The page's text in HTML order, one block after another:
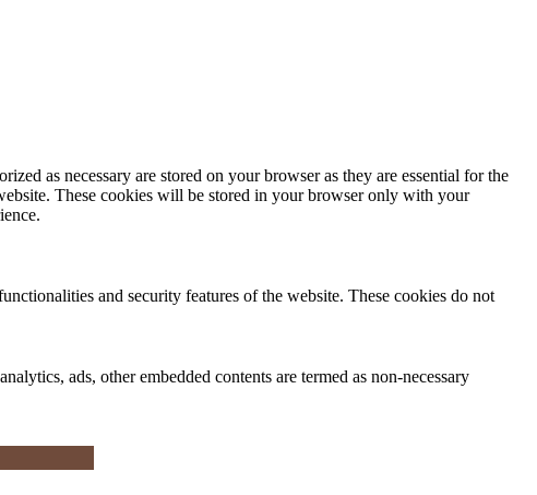
as necessary are stored on your browser as they are essential for the
These cookies will be stored in your browser only with your
and security features of the website. These cookies do not
ads, other embedded contents are termed as non-necessary